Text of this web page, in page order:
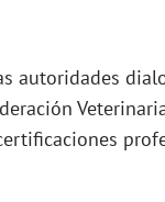
autoridades